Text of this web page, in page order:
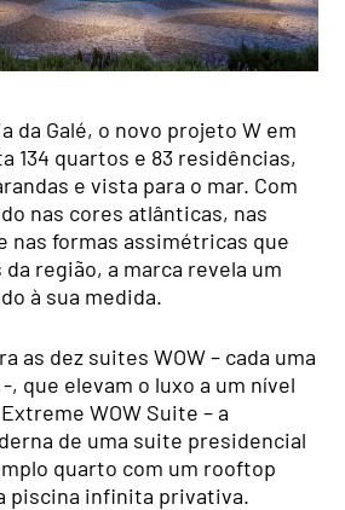
da Galé, o novo projeto W em
134 quartos e 83 residências,
e vista para o mar. Com
nas cores atlânticas, nas
nas formas assimétricas que
região, a marca revela um
à sua medida.
as dez suites WOW – cada uma
, que elevam o luxo a um nível
WOW Suite – a
de uma suite presidencial
quarto com um rooftop
piscina infinita privativa.